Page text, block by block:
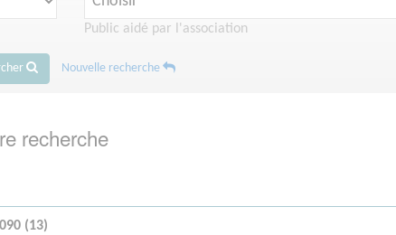
Public aidé par l'association
Nouvelle recherche
recherche
(13)